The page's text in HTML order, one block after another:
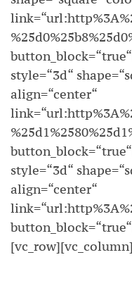
style=“3d“
align=“center“
style=“3d“
align=“center“